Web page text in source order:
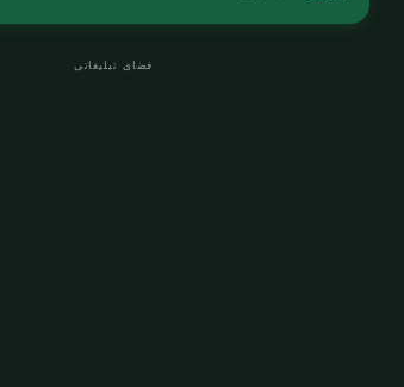
فضای تبلیغاتی